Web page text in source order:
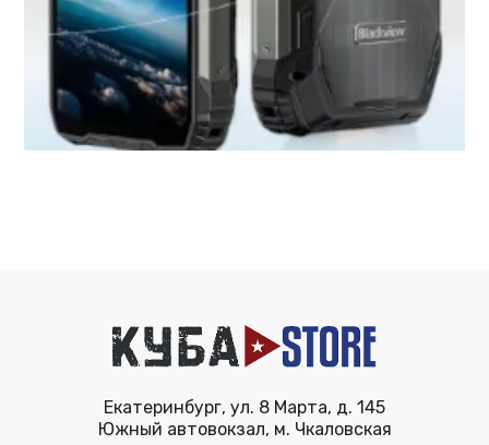
Екатеринбург, ул. 8 Марта, д. 145
Южный автовокзал, м. Чкаловская